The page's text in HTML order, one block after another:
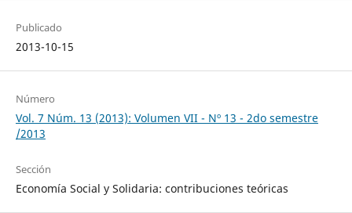
Publicado
2013-10-15
Número
Vol. 7 Núm. 13 (2013): Volumen VII - Nº 13 - 2do semestre
/2013
Sección
Economía Social y Solidaria: contribuciones teóricas